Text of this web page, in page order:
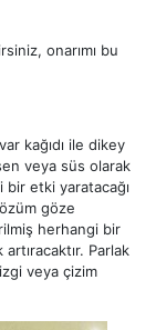
onarımı bu
kağıdı ile dikey
veya süs olarak
etki yaratacağı
göze
herhangi bir
Parlak
veya çizim